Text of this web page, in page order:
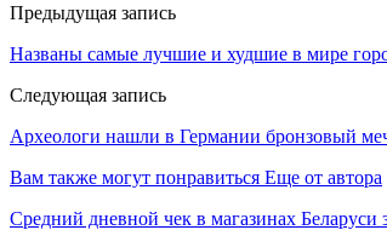
Предыдущая запись
Названы самые лучшие и худшие в мире
Следующая запись
Археологи нашли в Германии бронзовый
Вам также могут понравиться Еще от автора
Средний дневной чек в магазинах